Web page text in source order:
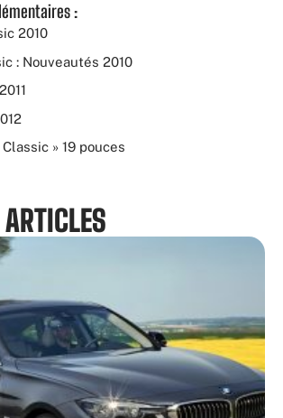
:
2010
: Nouveautés 2010
» 19 pouces